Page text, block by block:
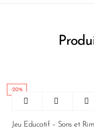
-20%
Jeu Educatif – Sons et